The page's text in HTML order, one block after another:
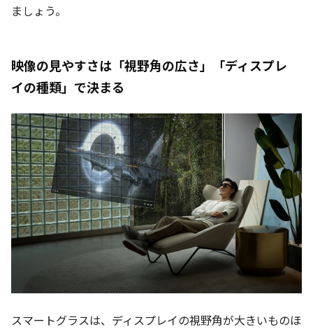
ましょう。
映像の見やすさは「視野角の広さ」「ディスプレ
イの種類」で決まる
スマートグラスは、ディスプレイの視野角が大きいものほ